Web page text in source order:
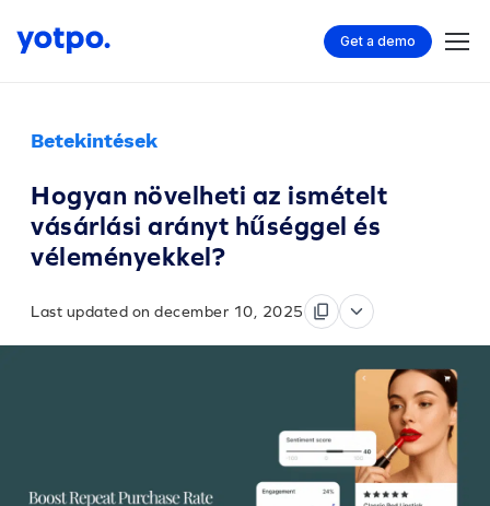
Get a demo
Betekintések
Hogyan növelheti az ismételt
vásárlási arányt hűséggel és
véleményekkel?
Last updated on december 10, 2025